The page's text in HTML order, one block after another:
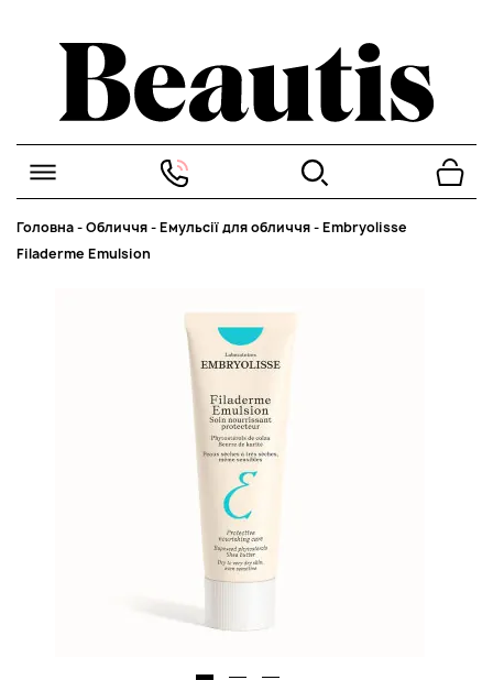
Головна-Обличчя-Емульсії для обличчя-Embryolisse
Filaderme Emulsion